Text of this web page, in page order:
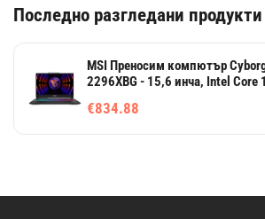
Последно разгледани продукти
MSI Преносим компютър
2296XBG - 15,6 инча, Intel Core
€834.88